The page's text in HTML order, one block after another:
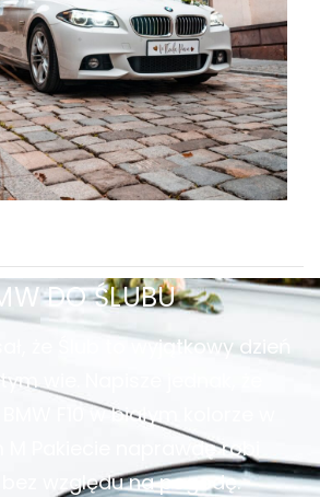
DO ŚLUBU
że Ślub to wyjątkowy dzień
wie. Napisze jednak, że
F10 w białym kolorze w
M Pakiecie naprawdę robi
bez względu na pogodę.